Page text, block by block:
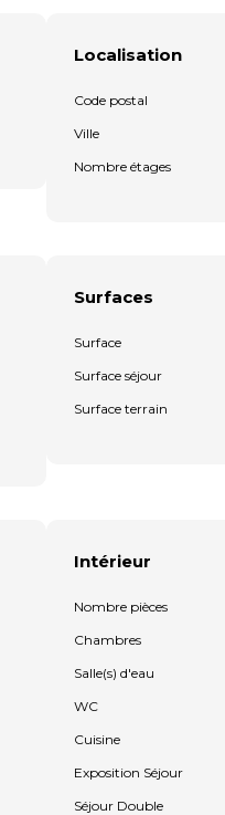
Localisation
Code postal
Ville
Nombre étages
Surfaces
Surface
Surface séjour
Surface terrain
Intérieur
Nombre pièces
Chambres
Salle(s) d'eau
WC
Cuisine
Exposition Séjour
Séjour Double